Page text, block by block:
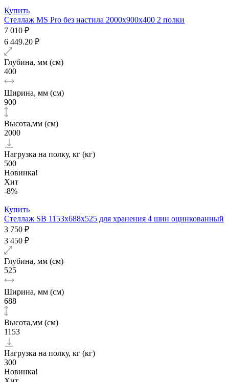
Купить
Стеллаж MS Pro без настила 2000х900x400 2 полки
7 010 ₽
6 449.20 ₽
Глубина, мм (см)
400
Ширина, мм (см)
900
Высота,мм (см)
2000
Нагрузка на полку, кг (кг)
500
Новинка!
Хит
-8%
Купить
Стеллаж SB 1153х688х525 для хранения 4 шин оцинкованный
3 750 ₽
3 450 ₽
Глубина, мм (см)
525
Ширина, мм (см)
688
Высота,мм (см)
1153
Нагрузка на полку, кг (кг)
300
Новинка!